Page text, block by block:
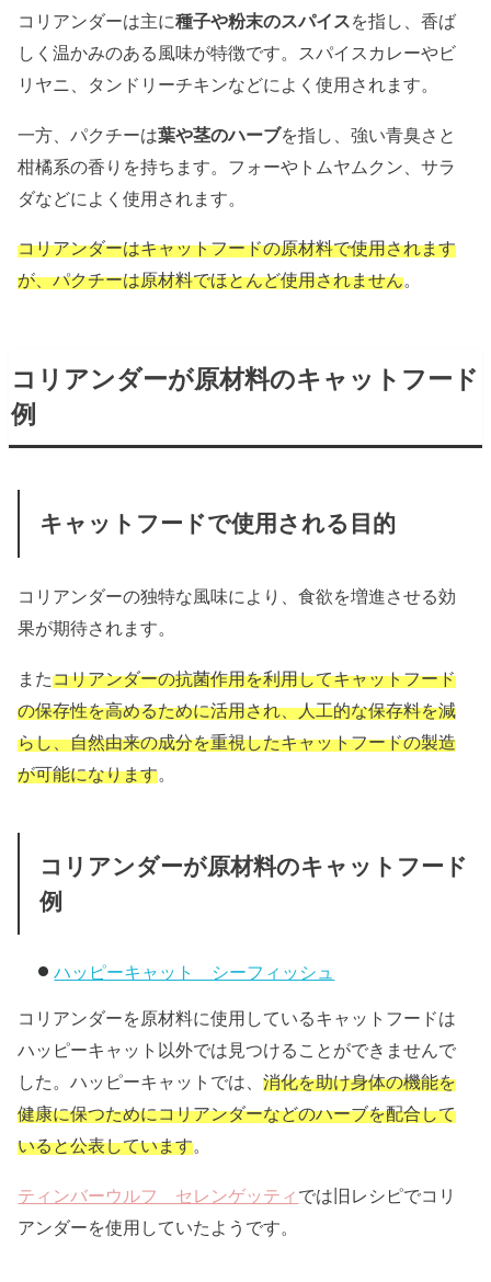
コリアンダーは主に種子や粉末のスパイスを指し、香ば
しく温かみのある風味が特徴です。スパイスカレーやビ
リヤニ、タンドリーチキンなどによく使用されます。
一方、パクチーは葉や茎のハーブを指し、強い青臭さと
柑橘系の香りを持ちます。フォーやトムヤムクン、サラ
ダなどによく使用されます。
コリアンダーはキャットフードの原材料で使用されます
が、パクチーは原材料でほとんど使用されません。
コリアンダーが原材料のキャットフード
例
キャットフードで使用される目的
コリアンダーの独特な風味により、食欲を増進させる効
果が期待されます。
またコリアンダーの抗菌作用を利用してキャットフード
の保存性を高めるために活用され、人工的な保存料を減
らし、自然由来の成分を重視したキャットフードの製造
が可能になります。
コリアンダーが原材料のキャットフード
例
ハッピーキャット シーフィッシュ
コリアンダーを原材料に使用しているキャットフードは
ハッピーキャット以外では見つけることができませんで
した。ハッピーキャットでは、消化を助け身体の機能を
健康に保つためにコリアンダーなどのハーブを配合して
いると公表しています。
ティンバーウルフ セレンゲッティ では旧レシピでコリ
アンダーを使用していたようです。